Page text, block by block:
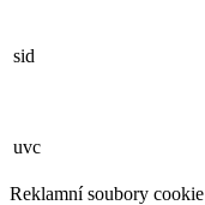
sid
uvc
Reklamní soubory cookie